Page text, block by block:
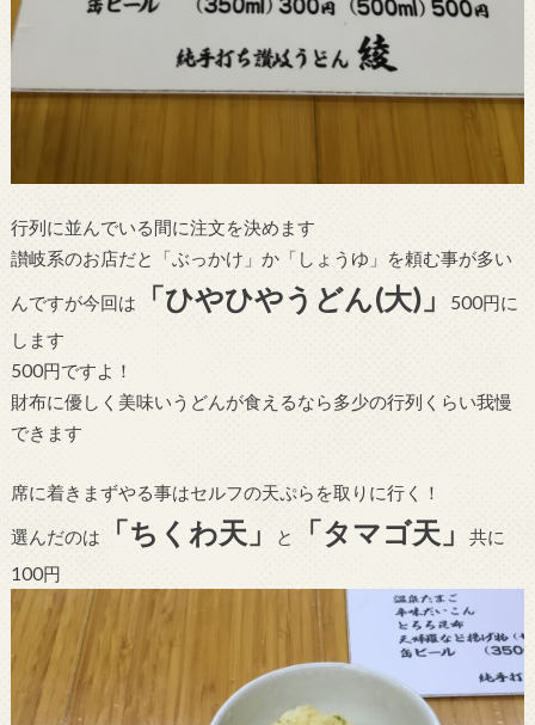
行列に並んでいる間に注文を決めます
讃岐系のお店だと「ぶっかけ」か「しょうゆ」を頼む事が多い
んですが今回は 「ひやひやうどん(大)」
500円に
します
500円ですよ！
財布に優しく美味いうどんが食えるなら多少の行列くらい我慢
できます
席に着きまずやる事はセルフの天ぷらを取りに行く！
選んだのは 「ちくわ天」 と 「タマゴ天」
共に
100円